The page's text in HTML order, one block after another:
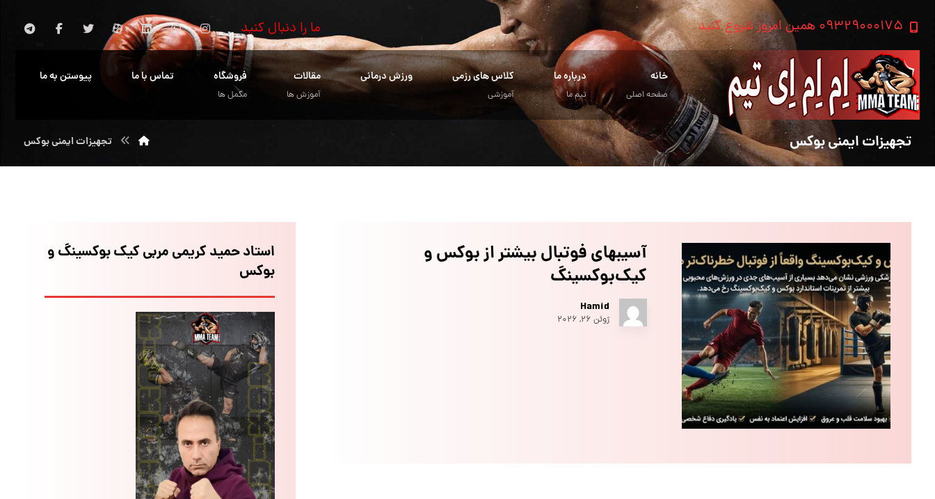
۰۹۳۲۹۰۰۰۱۷۵ همین امروز شروع کنید ما را دنبال کنید
خانه
صفحه اصلی
درباره ما
تیم ما
کلاس های رزمی
آموزشی
ورزش درمانی مقالات
آموزش ها
فروشگاه
مکمل ها
تماس با ما پیوستن به ما
تجهیزات ایمنی بوکس تجهیزات ایمنی بوکس
آسیبهای فوتبال بیشتر از بوکس و
کیک‌بوکسینگ
Hamid
ژوئن ۲۶, ۲۰۲۶
استاد حمید کریمی مربی کیک بوکسینگ و
بوکس